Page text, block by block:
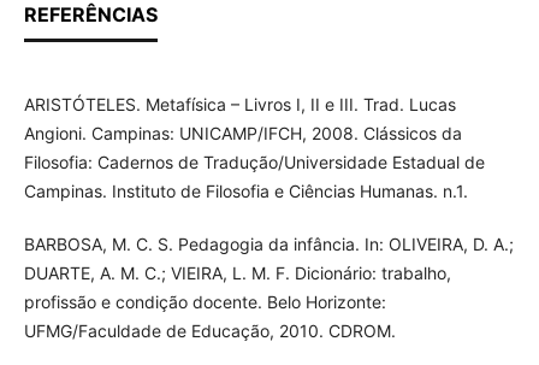
REFERÊNCIAS
ARISTÓTELES. Metafísica – Livros I, II e III. Trad. Lucas
Angioni. Campinas: UNICAMP/IFCH, 2008. Clássicos da
Filosofia: Cadernos de Tradução/Universidade Estadual de
Campinas. Instituto de Filosofia e Ciências Humanas. n.1.
BARBOSA, M. C. S. Pedagogia da infância. In: OLIVEIRA, D. A.;
DUARTE, A. M. C.; VIEIRA, L. M. F. Dicionário: trabalho,
profissão e condição docente. Belo Horizonte:
UFMG/Faculdade de Educação, 2010. CDROM.